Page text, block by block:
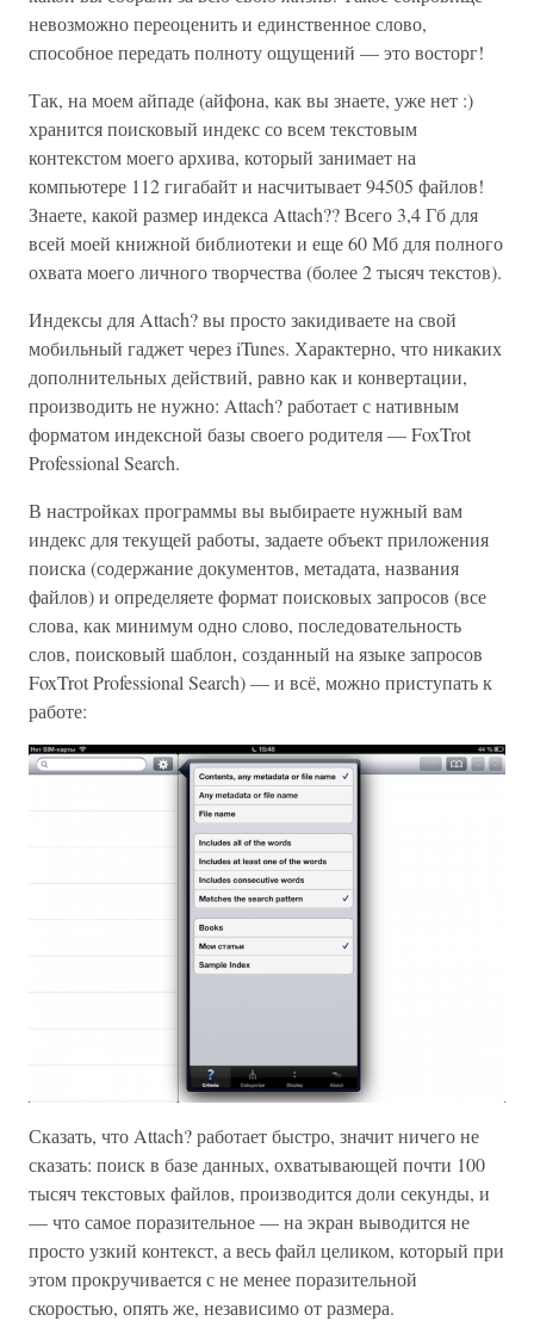
невозможно переоценить и единственное слово,
способное передать полноту ощущений — это восторг!
Так, на моем айпаде (айфона, как вы знаете, уже нет :)
хранится поисковый индекс со всем текстовым
контекстом моего архива, который занимает на
компьютере 112 гигабайт и насчитывает 94505 файлов!
Знаете, какой размер индекса Attach?? Всего 3,4 Гб для
всей моей книжной библиотеки и еще 60 Мб для полного
охвата моего личного творчества (более 2 тысяч текстов).
Индексы для Attach? вы просто закидиваете на свой
мобильный гаджет через iTunes. Характерно, что никаких
дополнительных действий, равно как и конвертации,
производить не нужно: Attach? работает с нативным
форматом индексной базы своего родителя — FoxTrot
Professional Search.
В настройках программы вы выбираете нужный вам
индекс для текущей работы, задаете объект приложения
поиска (содержание документов, метадата, названия
файлов) и определяете формат поисковых запросов (все
слова, как минимум одно слово, последовательность
слов, поисковый шаблон, созданный на языке запросов
FoxTrot Professional Search) — и всё, можно приступать к
работе:
Сказать, что Attach? работает быстро, значит ничего не
сказать: поиск в базе данных, охватывающей почти 100
тысяч текстовых файлов, производится доли секунды, и
— что самое поразительное — на экран выводится не
просто узкий контекст, а весь файл целиком, который при
этом прокручивается с не менее поразительной
скоростью, опять же, независимо от размера.